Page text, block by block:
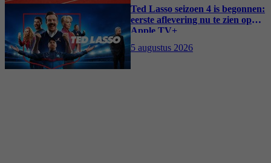
Ted Lasso seizoen 4 is begonnen:
eerste aflevering nu te zien op
Apple TV+
5 augustus 2026